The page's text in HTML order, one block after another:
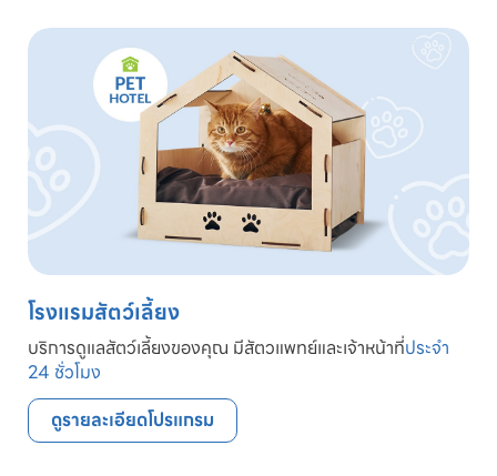
โรงแรมสัตว์เลี้ยง
บริการดูแลสัตว์เลี้ยงของคุณ มีสัตวแพทย์และเจ้าหน้าที่ประจำ
24 ชั่วโมง
ดูรายละเอียดโปรแกรม